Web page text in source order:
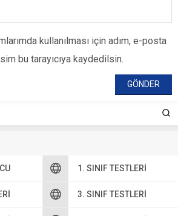
1. SINIF TESTLERI
3. SINIF TESTLERI
kullanılması için adım, e-posta
bu tarayıcıya kaydedilsin.